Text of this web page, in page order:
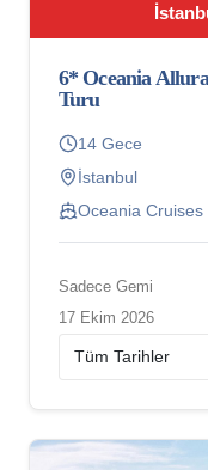
6* Oceania
Turu
14 Gece
İstanbul
Oceania Cruises
Sadece Gemi
17 Ekim 2026